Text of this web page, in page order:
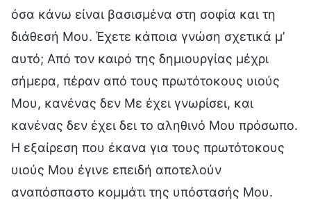
όσα κάνω είναι βασισμένα στη σοφία και τη
διάθεσή Μου. Έχετε κάποια γνώση σχετικά μ’
αυτό; Από τον καιρό της δημιουργίας μέχρι
σήμερα, πέραν από τους πρωτότοκους υιούς
Μου, κανένας δεν Με έχει γνωρίσει, και
κανένας δεν έχει δει το αληθινό Μου πρόσωπο.
Η εξαίρεση που έκανα για τους πρωτότοκους
υιούς Μου έγινε επειδή αποτελούν
αναπόσπαστο κομμάτι της υπόστασής Μου.